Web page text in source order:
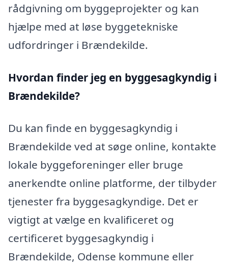
rådgivning om byggeprojekter og kan
hjælpe med at løse byggetekniske
udfordringer i Brændekilde.
Hvordan finder jeg en byggesagkyndig i
Brændekilde?
Du kan finde en byggesagkyndig i
Brændekilde ved at søge online, kontakte
lokale byggeforeninger eller bruge
anerkendte online platforme, der tilbyder
tjenester fra byggesagkyndige. Det er
vigtigt at vælge en kvalificeret og
certificeret byggesagkyndig i
Brændekilde, Odense kommune eller